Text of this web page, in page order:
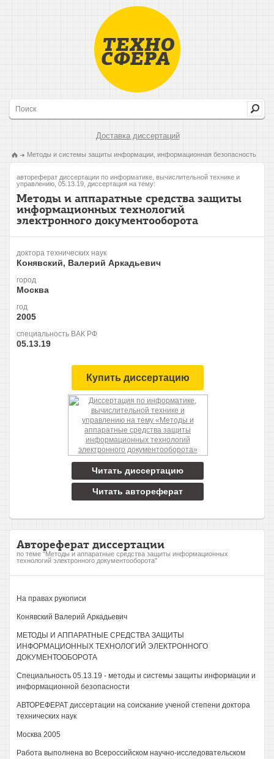
Доставка диссертаций
Методы и системы защиты информации, информационная безопасность
автореферат диссертации по информатике, вычислительной технике и
управлению, 05.13.19, диссертация на тему:
Методы и аппаратные средства защиты
информационных технологий
электронного документооборота
доктора технических наук
Конявский, Валерий Аркадьевич
город
Москва
год
2005
специальность ВАК РФ
05.13.19
Купить диссертацию
Читать диссертацию
Читать автореферат
Автореферат диссертации
по теме "Методы и аппаратные средства защиты информационных
технологий электронного документооборота"
На правах рукописи
Конявский Валерий Аркадьевич
МЕТОДЫ И АППАРАТНЫЕ СРЕДСТВА ЗАЩИТЫ
ИНФОРМАЦИОННЫХ ТЕХНОЛОГИЙ ЭЛЕКТРОННОГО
ДОКУМЕНТООБОРОТА
Специальность 05.13.19 - методы и системы защиты информации и
информационной безопасности
АВТОРЕФЕРАТ диссертации на соискание ученой степени доктора
технических наук
Москва 2005
Работа выполнена во Всероссийском научно-исследовательском